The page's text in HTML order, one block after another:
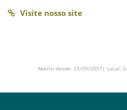
Visite nosso site
Aberto desde: 25/09/2007| Local: